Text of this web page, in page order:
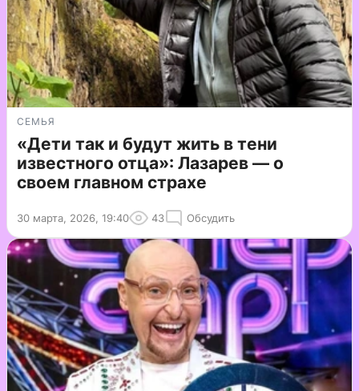
СЕМЬЯ
«Дети так и будут жить в тени
известного отца»: Лазарев — о
своем главном страхе
30 марта, 2026, 19:40 43 Обсудить